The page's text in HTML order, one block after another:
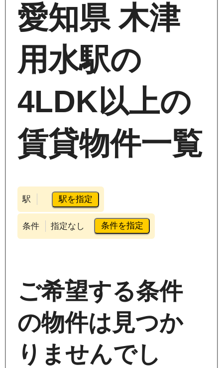
愛知県 木津
用水駅の
4LDK以上の
賃貸物件一覧
駅 駅を指定
条件 指定なし 条件を指定
ご希望する条件
の物件は見つか
りませんでし